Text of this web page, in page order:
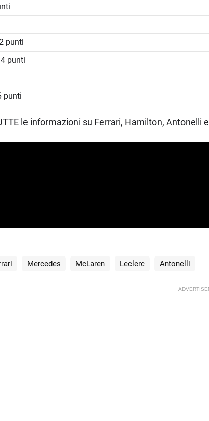
punti
punti
punti
le informazioni su Ferrari, Hamilton, Antonelli
Mercedes McLaren Leclerc Antonelli